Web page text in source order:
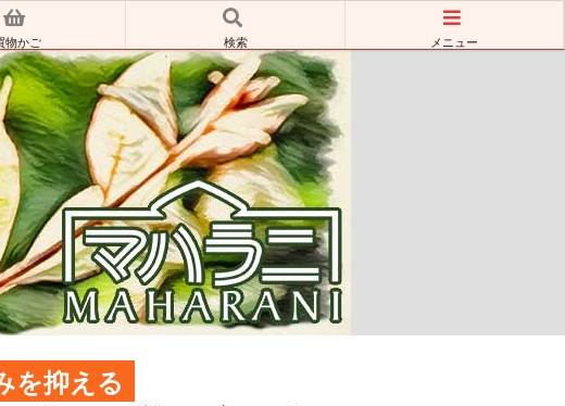
物かご 検索 メニュー
を抑える